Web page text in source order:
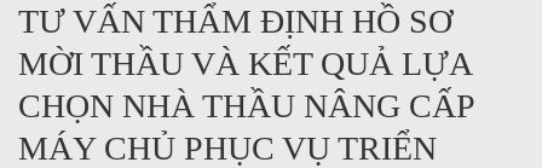
TƯ VẤN THẨM ĐỊNH HỒ SƠ
MỜI THẦU VÀ KẾT QUẢ LỰA
CHỌN NHÀ THẦU NÂNG CẤP
MÁY CHỦ PHỤC VỤ TRIỂN